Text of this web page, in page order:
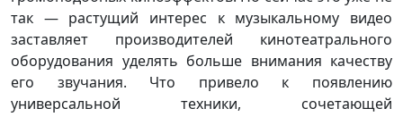
так — растущий интерес к музыкальному видео
заставляет производителей кинотеатрального
оборудования уделять больше внимания качеству
его звучания. Что привело к появлению
универсальной техники, сочетающей